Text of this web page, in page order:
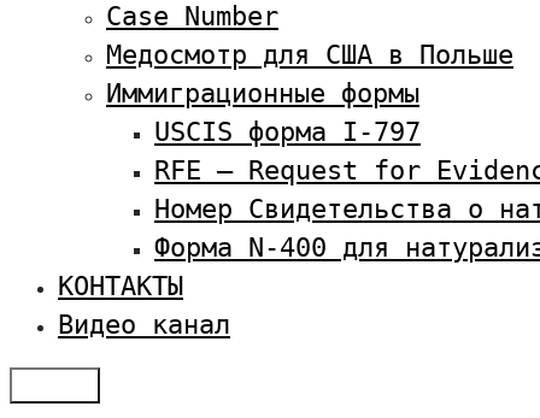
Case Number
Медосмотр для США в Польше
Иммиграционные формы
USCIS форма I-797
RFE — Request for
Номер Свидетельства о
Форма N-400 для
КОНТАКТЫ
Видео канал